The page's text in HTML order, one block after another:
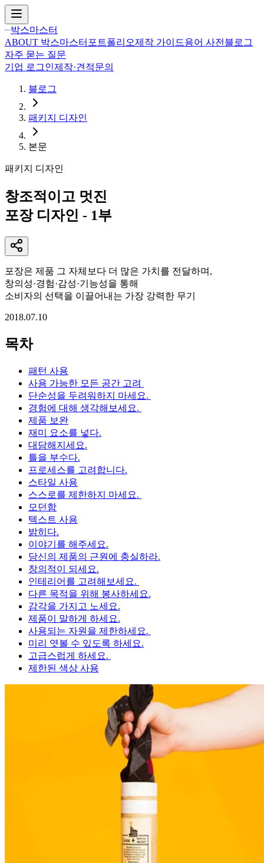
박스마스터
ABOUT 박스마스터 포트폴리오제작 가이드용어 사전 블로그
자주 묻는 질문
기업 로그인제작·견적문의
블로그
패키지 디자인
본문
패키지 디자인
창조적이고 멋진
포장 디자인 - 1부
포장은 제품 그 자체보다 더 많은 가치를 전달하며,
창의성·경험·감성·기능성을 통해
소비자의 선택을 이끌어내는 가장 강력한 무기
2018.07.10
목차
패턴 사용
사용 가능한 모든 공간 고려
단순성을 두려워하지 마세요.
경험에 대해 생각해보세요.
제품 보완
재미 요소를 넣다.
대담해지세요.
틀을 부수다.
프로세스를 고려합니다.
스타일 사용
스스로를 제한하지 마세요.
모던함
텍스트 사용
밝히다.
이야기를 해주세요.
당신의 제품의 근원에 충실하라.
창의적이 되세요.
인테리어를 고려해보세요.
다른 목적을 위해 봉사하세요.
감각을 가지고 노세요.
제품이 말하게 하세요.
사용되는 자원을 제한하세요.
미리 엿볼 수 있도록 하세요.
고급스럽게 하세요.
제한된 색상 사용